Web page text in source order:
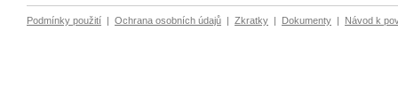
Podmínky použití | Ochrana osobních údajů | Zkratky | Dokumenty | Návod k